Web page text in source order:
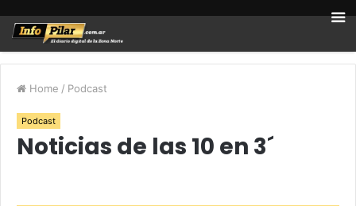
Home / Podcast
Podcast
Noticias de las 10 en 3´